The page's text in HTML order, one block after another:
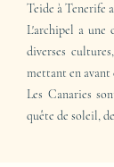
Teide à Tenerife
L'archipel a une
diverses
mettant en avant
Les Canaries
quête de soleil,